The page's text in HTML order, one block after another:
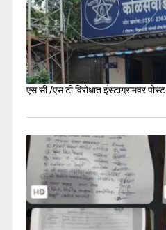
एस सी /एस टी विरोधात इंस्टाग्रामवर पोस्ट